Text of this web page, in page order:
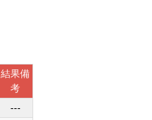
結果備
考
---